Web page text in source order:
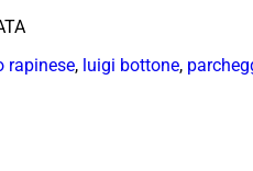
rapinese, luigi bottone,